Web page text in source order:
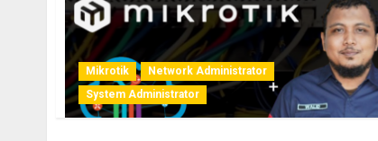
Mikrotik
Network Administrator
System Administrator